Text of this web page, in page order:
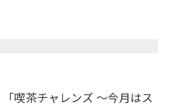
喫茶チャレンズ ～今月はス